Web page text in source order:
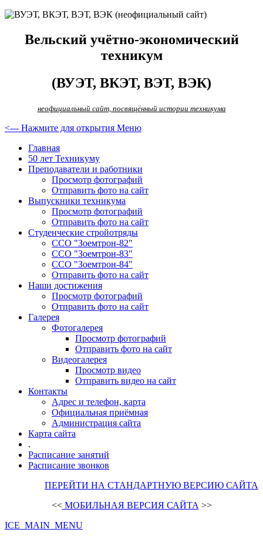
Вельский учётно-экономический
техникум
(ВУЭТ, ВКЭТ, ВЭТ, ВЭК)
неофициальный сайт, посвящённый истории техникума
<--- Нажмите для открытия Меню
Главная
50 лет Техникуму
Преподаватели и работники
Просмотр фотографий
Отправить фото на сайт
Выпускники техникума
Просмотр фотографий
Отправить фото на сайт
Студенческие стройотряды
ССО "Зоемтрон-82"
ССО "Зоемтрон-83"
ССО "Зоемтрон-84"
Отправить фото на сайт
Наши достижения
Просмотр фотографий
Отправить фото на сайт
Галерея
Фотогалерея
Просмотр фотографий
Отправить фото на сайт
Видеогалерея
Просмотр видео
Отправить видео на сайт
Контакты
Адрес и телефон, карта
Официальная приёмная
Администрация сайта
Карта сайта
.
Расписание занятий
Расписание звонков
ПЕРЕЙТИ НА СТАНДАРТНУЮ ВЕРСИЮ САЙТА
<<МОБИЛЬНАЯ ВЕРСИЯ САЙТА >>
ICE_MAIN_MENU